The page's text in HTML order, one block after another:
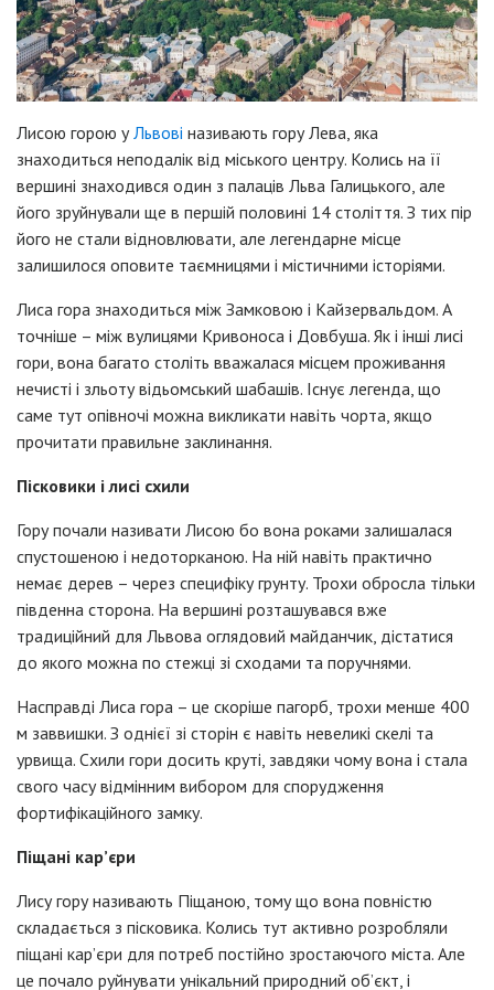
Лисою горою у Львові називають гору Лева, яка
знаходиться неподалік від міського центру. Колись на її
вершині знаходився один з палаців Льва Галицького, але
його зруйнували ще в першій половині 14 століття. З тих пір
його не стали відновлювати, але легендарне місце
залишилося оповите таємницями і містичними історіями.
Лиса гора знаходиться між Замковою і Кайзервальдом. А
точніше – між вулицями Кривоноса і Довбуша. Як і інші лисі
гори, вона багато століть вважалася місцем проживання
нечисті і зльоту відьомський шабашів. Існує легенда, що
саме тут опівночі можна викликати навіть чорта, якщо
прочитати правильне заклинання.
Пісковики і лисі схили
Гору почали називати Лисою бо вона роками залишалася
спустошеною і недоторканою. На ній навіть практично
немає дерев – через специфіку грунту. Трохи обросла тільки
південна сторона. На вершині розташувався вже
традиційний для Львова оглядовий майданчик, дістатися
до якого можна по стежці зі сходами та поручнями.
Насправді Лиса гора – це скоріше пагорб, трохи менше 400
м заввишки. З однієї зі сторін є навіть невеликі скелі та
урвища. Схили гори досить круті, завдяки чому вона і стала
свого часу відмінним вибором для спорудження
фортифікаційного замку.
Піщані кар’єри
Лису гору називають Піщаною, тому що вона повністю
складається з пісковика. Колись тут активно розробляли
піщані кар’єри для потреб постійно зростаючого міста. Але
це почало руйнувати унікальний природний об’єкт, і